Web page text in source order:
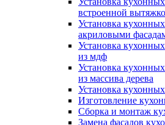
встроенной
Установка
акриловыми
Установка
из мдф
Установка
из массива дерева
Установка
Изготовление
Сборка и монтаж
Замена фасадов